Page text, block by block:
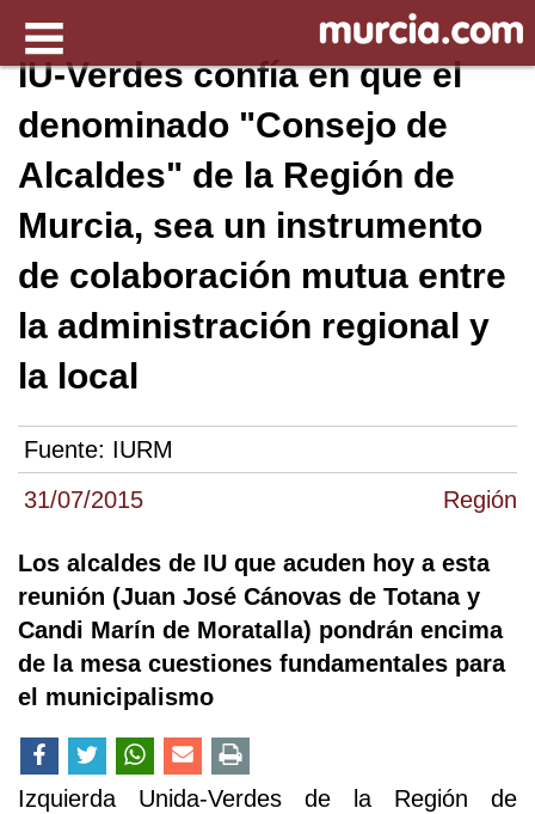
31/07/2015 Región
IU-Verdes confía en que el
denominado "Consejo de
Alcaldes" de la Región de
Murcia, sea un instrumento
de colaboración mutua entre
la administración regional y
la local
Fuente: IURM
Los alcaldes de IU que acuden hoy a esta
reunión (Juan José Cánovas de Totana y
Candi Marín de Moratalla) pondrán encima
de la mesa cuestiones fundamentales para
el municipalismo
Izquierda Unida-Verdes de la Región de